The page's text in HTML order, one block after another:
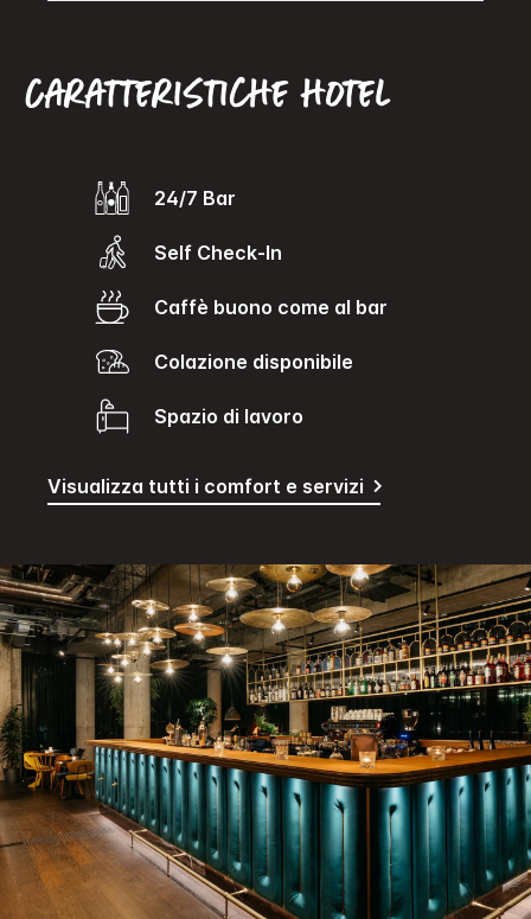
Caratteristiche hotel
24/7 Bar
Self Check-In
caffè buono come al bar
Colazione disponibile
Spazio di lavoro
Visualizza tutti i comfort e servizi